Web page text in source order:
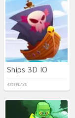
Ships 3D IO
4353 PLAYS